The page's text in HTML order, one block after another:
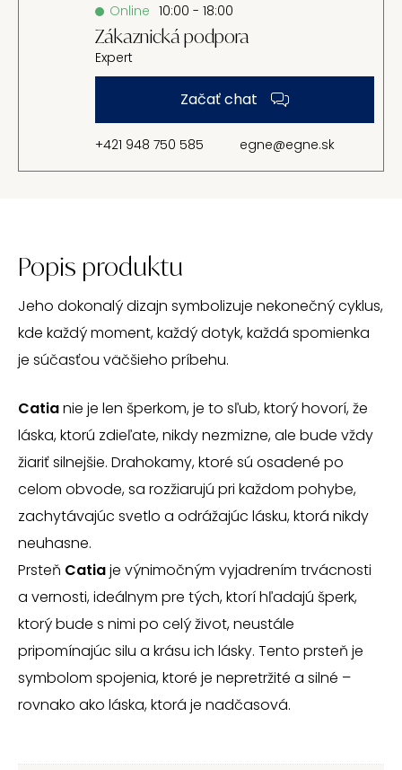
Online 10:00 - 18:00
Zákaznická podpora
Expert
Začať chat
+421 948 750 585 egne@egne.sk
Popis produktu
Jeho dokonalý dizajn symbolizuje nekonečný cyklus,
kde každý moment, každý dotyk, každá spomienka
je súčasťou väčšieho príbehu.
Catianie je len šperkom, je to sľub, ktorý hovorí, že
láska, ktorú zdieľate, nikdy nezmizne, ale bude vždy
žiariť silnejšie. Drahokamy, ktoré sú osadené po
celom obvode, sa rozžiarujú pri každom pohybe,
zachytávajúc svetlo a odrážajúc lásku, ktorá nikdy
neuhasne.
Prsteň Catiaje výnimočným vyjadrením trvácnosti
a vernosti, ideálnym pre tých, ktorí hľadajú šperk,
ktorý bude s nimi po celý život, neustále
pripomínajúc silu a krásu ich lásky. Tento prsteň je
symbolom spojenia, ktoré je nepretržité a silné –
rovnako ako láska, ktorá je nadčasová.